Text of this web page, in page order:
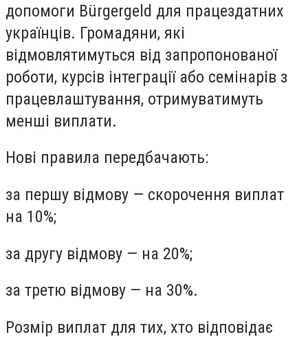
допомоги Bürgergeld для працездатних
українців. Громадяни, які
відмовлятимуться від запропонованої
роботи, курсів інтеграції або семінарів з
працевлаштування, отримуватимуть
менші виплати.
Нові правила передбачають:
за першу відмову — скорочення виплат
на 10%;
за другу відмову — на 20%;
за третю відмову — на 30%.
Розмір виплат для тих, хто відповідає